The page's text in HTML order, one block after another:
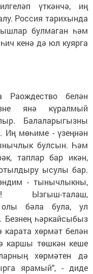
үткәнчә, иң
Россия тарихында
булмаган һәм
кенә дә юл куярга
Раождество белән
янә күралмый
Балаларыгызны
Иң мөһиме - үзеңнән
булсын. Һәм
таплар бар икән,
ысулы бар.
- тынычлыкны,
Ызгыш-талаш,
бәла була, ул
Безнең һәркайсыбыз
карата хөрмәт белән
каршы төшкән кеше
хөрмәтен дә
ярамый", - диде